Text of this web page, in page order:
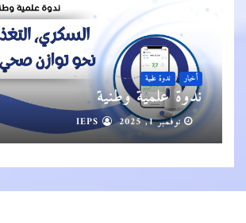
أخبار ندوة علمية
ندوة علمية وطنية
نوفمبر 1, 2025